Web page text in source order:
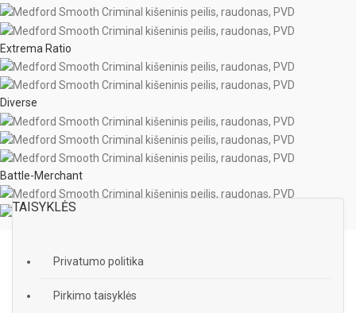
Extrema Ratio
Diverse
Battle-Merchant
TAISYKLĖS
Privatumo politika
Pirkimo taisyklės